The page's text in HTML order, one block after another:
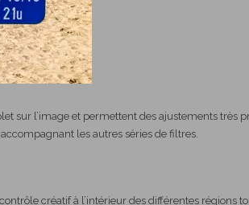
sur l’image et permettent des ajustements très
les autres séries de filtres.
créatif à l’intérieur des différentes régions